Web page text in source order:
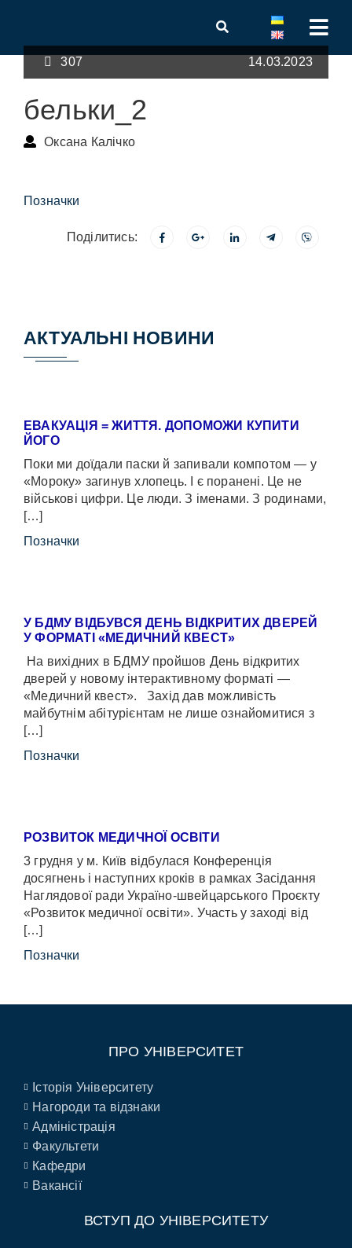
307 14.03.2023
бельки_2
Оксана Калічко
Позначки
Поділитись:
АКТУАЛЬНІ НОВИНИ
ЕВАКУАЦІЯ = ЖИТТЯ. ДОПОМОЖИ КУПИТИ
ЙОГО
Поки ми доїдали паски й запивали компотом — у
«Мороку» загинув хлопець. І є поранені. Це не
військові цифри. Це люди. З іменами. З родинами,
[…]
Позначки
У БДМУ ВІДБУВСЯ ДЕНЬ ВІДКРИТИХ ДВЕРЕЙ
У ФОРМАТІ «МЕДИЧНИЙ КВЕСТ»
На вихідних в БДМУ пройшов День відкритих
дверей у новому інтерактивному форматі —
«Медичний квест». Захід дав можливість
майбутнім абітурієнтам не лише ознайомитися з
[…]
Позначки
РОЗВИТОК МЕДИЧНОЇ ОСВІТИ
3 грудня у м. Київ відбулася Конференція
досягнень і наступних кроків в рамках Засідання
Наглядової ради Україно-швейцарського Проєкту
«Розвиток медичної освіти». Участь у заході від
[…]
Позначки
ПРО УНІВЕРСИТЕТ
Історія Університету
Нагороди та відзнаки
Адміністрація
Факультети
Кафедри
Вакансії
ВСТУП ДО УНІВЕРСИТЕТУ